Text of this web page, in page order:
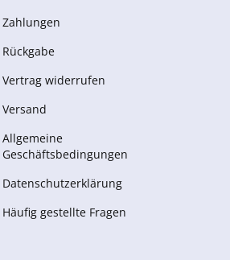
Zahlungen
Rückgabe
Vertrag widerrufen
Versand
Allgemeine
Geschäftsbedingungen
Datenschutzerklärung
Häufig gestellte Fragen